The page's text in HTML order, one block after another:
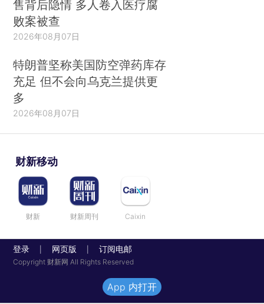
售背后隐情 多人卷入医疗腐
败案被查
2026年08月07日
特朗普坚称美国防空弹药库存
充足 但不会向乌克兰提供更
多
2026年08月07日
财新移动
财新 财新周刊 Caixin
登录 网页版 订阅电邮
Copyright 财新网 All Rights Reserved
App 内打开